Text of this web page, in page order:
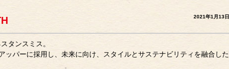
2021年1月13日
タンスミス。
ッパーに採用し、未来に向け、スタイルとサステナビリティを融合した